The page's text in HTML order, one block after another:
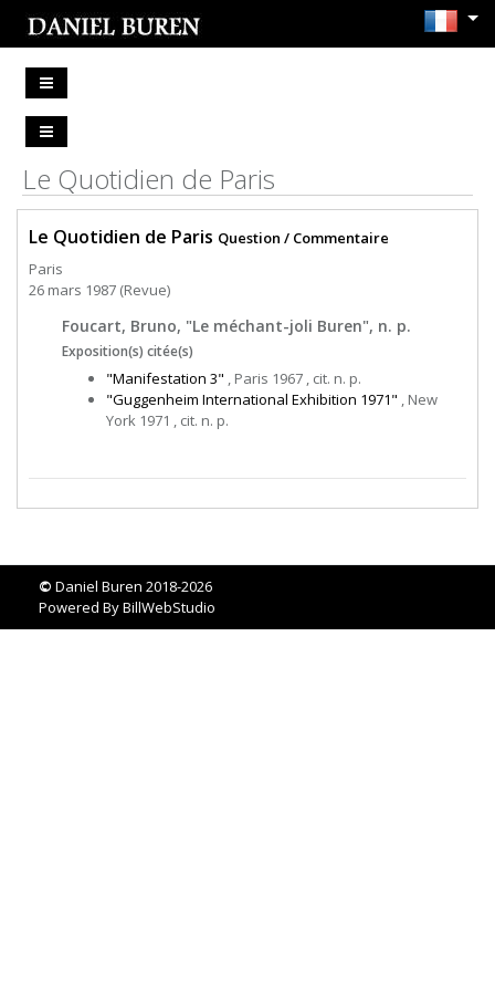
Le Quotidien de Paris
Le Quotidien de Paris Question / Commentaire
Paris
26 mars 1987 (Revue)
Foucart, Bruno, "Le méchant-joli Buren", n. p.
Exposition(s) citée(s)
"Manifestation 3" , Paris 1967 , cit. n. p.
"Guggenheim International Exhibition 1971" , New
York 1971 , cit. n. p.
© Daniel Buren 2018-2026
Powered ByBillWebStudio